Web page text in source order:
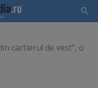
cartierul de vest”, o